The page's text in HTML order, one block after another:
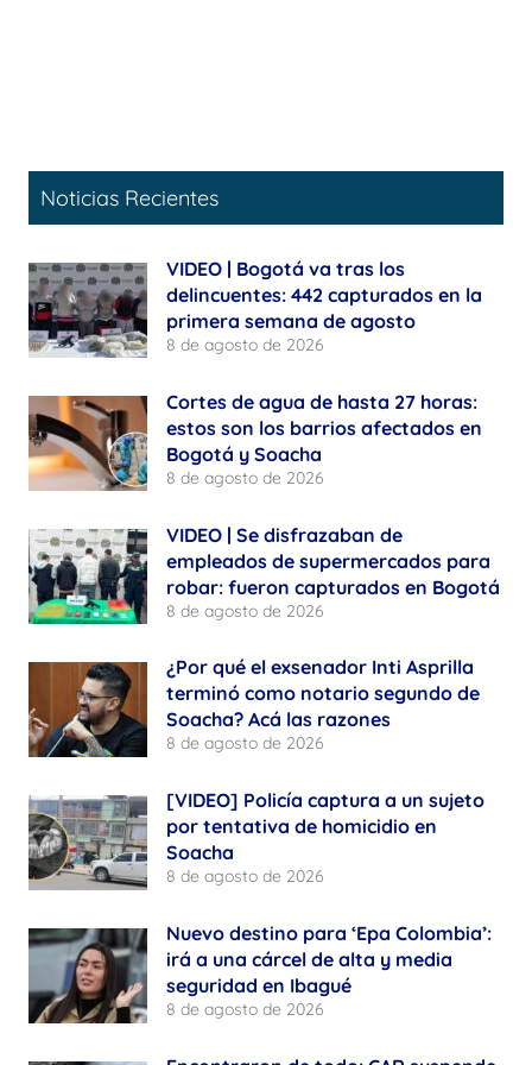
Noticias Recientes
VIDEO | Bogotá va tras los
delincuentes: 442 capturados en la
primera semana de agosto
8 de agosto de 2026
Cortes de agua de hasta 27 horas:
estos son los barrios afectados en
Bogotá y Soacha
8 de agosto de 2026
VIDEO | Se disfrazaban de
empleados de supermercados para
robar: fueron capturados en Bogotá
8 de agosto de 2026
¿Por qué el exsenador Inti Asprilla
terminó como notario segundo de
Soacha? Acá las razones
8 de agosto de 2026
[VIDEO] Policía captura a un sujeto
por tentativa de homicidio en
Soacha
8 de agosto de 2026
Nuevo destino para ‘Epa Colombia’:
irá a una cárcel de alta y media
seguridad en Ibagué
8 de agosto de 2026